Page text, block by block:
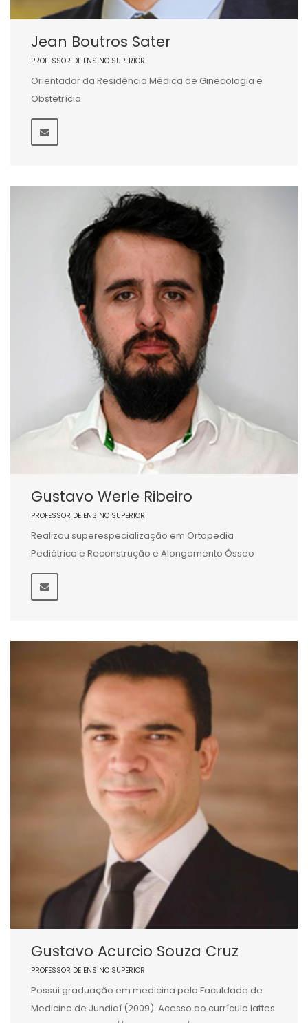
Jean Boutros Sater
PROFESSOR DE ENSINO SUPERIOR
Orientador da Residência Médica de Ginecologia e
Obstetrícia.
Gustavo Werle Ribeiro
PROFESSOR DE ENSINO SUPERIOR
Realizou superespecialização em Ortopedia
Pediátrica e Reconstrução e Alongamento Ósseo
Gustavo Acurcio Souza Cruz
PROFESSOR DE ENSINO SUPERIOR
Possui graduação em medicina pela Faculdade de
Medicina de Jundiaí (2009). Acesso ao currículo lattes